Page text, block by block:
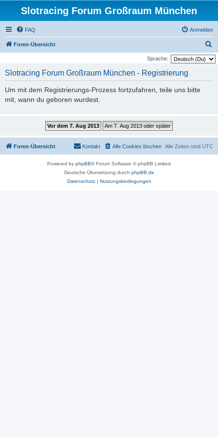
Slotracing Forum Großraum München
FAQ Anmelden
Foren-Übersicht
u
Sprache:
Slotracing Forum Großraum München - Registrierung
Um mit dem Registrierungs-Prozess fortzufahren, teile uns bitte
mit, wann du geboren wurdest.
Foren-Übersicht Alle Zeiten sind UTC
Alle Cookies löschen
Kontakt
Powered by phpBB® Forum Software © phpBB Limited
Deutsche Übersetzung durch phpBB.de
Datenschutz| Nutzungsbedingungen